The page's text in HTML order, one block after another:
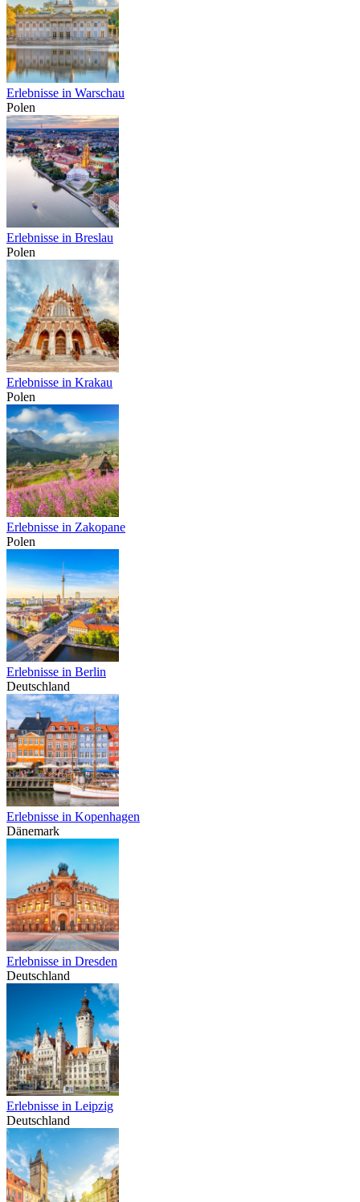
Erlebnisse in Warschau
Polen
Erlebnisse in Breslau
Polen
Erlebnisse in Krakau
Polen
Erlebnisse in Zakopane
Polen
Erlebnisse in Berlin
Deutschland
Erlebnisse in Kopenhagen
Dänemark
Erlebnisse in Dresden
Deutschland
Erlebnisse in Leipzig
Deutschland